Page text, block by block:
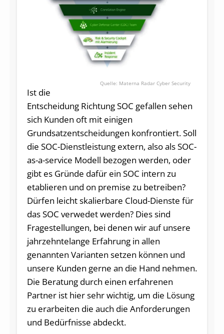
Materna Radar Cyber Security
Ist die
Entscheidung Richtung SOC gefallen sehen
sich Kunden oft mit einigen
Grundsatzentscheidungen konfrontiert. Soll
die SOC-Dienstleistung extern, also als SOC-
as-a-service Modell bezogen werden, oder
gibt es Gründe dafür ein SOC intern zu
etablieren und on premise zu betreiben?
Dürfen leicht skalierbare Cloud-Dienste für
das SOC verwedet werden? Dies sind
Fragestellungen, bei denen wir auf unsere
jahrzehntelange Erfahrung in allen
genannten Varianten setzen können und
unsere Kunden gerne an die Hand nehmen.
Die Beratung durch einen erfahrenen
Partner ist hier sehr wichtig, um die Lösung
zu erarbeiten die auch die Anforderungen
und Bedürfnisse abdeckt.